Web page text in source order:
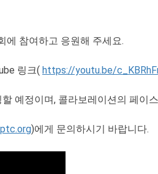
에 참여하고 응원해 주세요.
링크( https://youtu.be/
예정이며, 콜라보레이션의 페이
)에게 문의하시기 바랍니다.